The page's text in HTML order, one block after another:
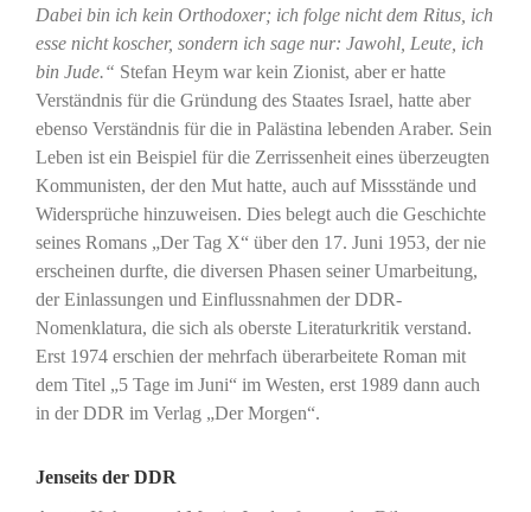
Dabei bin ich kein Orthodoxer; ich folge nicht dem Ritus, ich
esse nicht koscher, sondern ich sage nur: Jawohl, Leute, ich
bin Jude.“ Stefan Heym war kein Zionist, aber er hatte
Verständnis für die Gründung des Staates Israel, hatte aber
ebenso Verständnis für die in Palästina lebenden Araber. Sein
Leben ist ein Beispiel für die Zerrissenheit eines überzeugten
Kommunisten, der den Mut hatte, auch auf Missstände und
Widersprüche hinzuweisen. Dies belegt auch die Geschichte
seines Romans „Der Tag X“ über den 17. Juni 1953, der nie
erscheinen durfte, die diversen Phasen seiner Umarbeitung,
der Einlassungen und Einflussnahmen der DDR-
Nomenklatura, die sich als oberste Literaturkritik verstand.
Erst 1974 erschien der mehrfach überarbeitete Roman mit
dem Titel „5 Tage im Juni“ im Westen, erst 1989 dann auch
in der DDR im Verlag „Der Morgen“.
Jenseits der DDR